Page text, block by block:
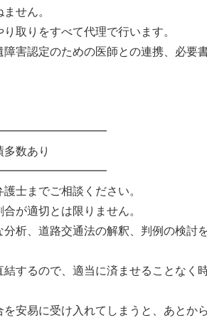
せん。
取りをすべて代理で行います。
害認定のための医師との連携、必要
数あり
士までご相談ください。
が適切とは限りません。
析、道路交通法の解釈、判例の検討
するので、適当に済ませることなく
安易に受け入れてしまうと、あとか